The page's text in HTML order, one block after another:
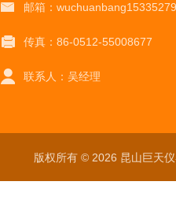
邮箱：
传真：86-0512-55008677
联系人：吴经理
版权所有 © 2026 昆山巨